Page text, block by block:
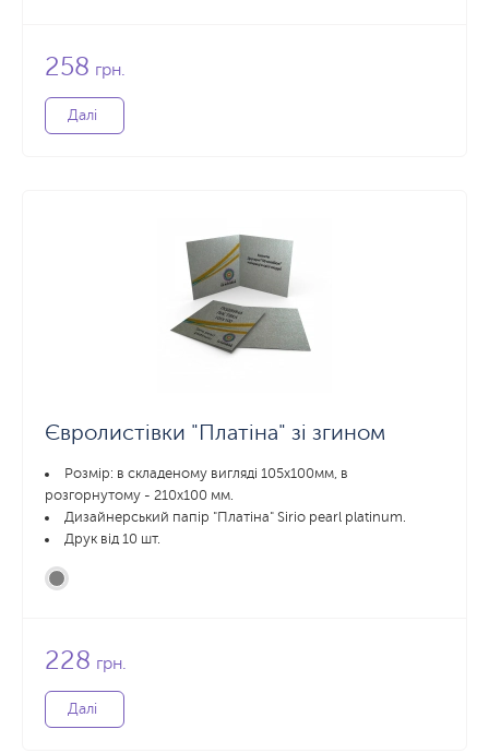
258 грн.
Далі
Євролистівки "Платіна" зі згином
Розмір: в складеному вигляді 105х100мм, в
розгорнутому - 210x100 мм.
Дизайнерський папір "Платіна" Sirio pearl platinum.
Друк від 10 шт.
228 грн.
Далі